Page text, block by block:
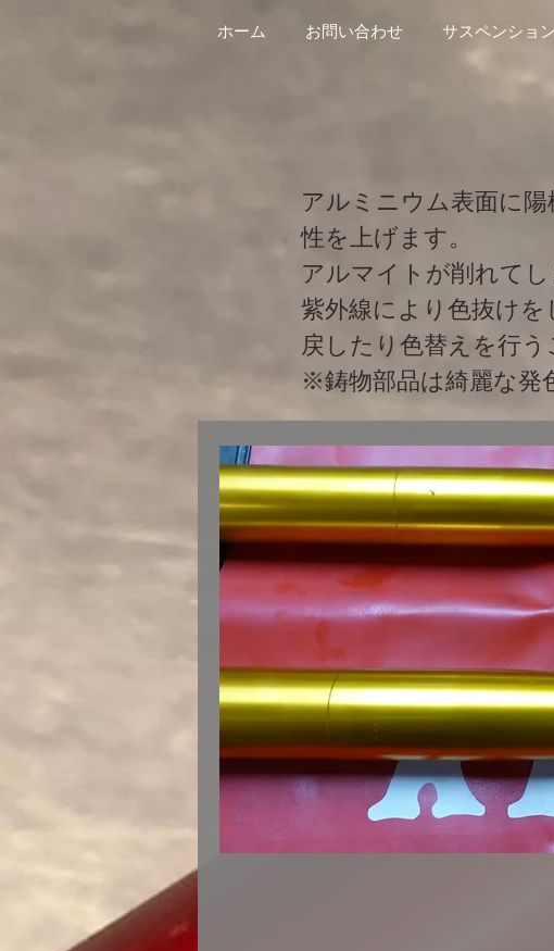
ホーム お問い合わせ サスペンション
アルミニウム表面に
性を上げます。
アルマイトが削れて
紫外線により色抜け
戻したり色替えを行う
​※鋳物部品は綺麗な発